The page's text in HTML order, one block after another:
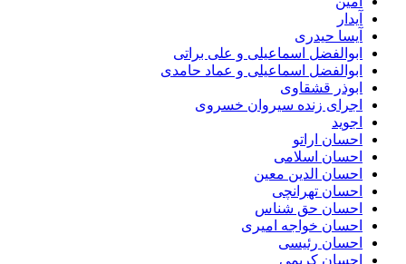
آیدار
آیسا حیدری
ابوالفضل اسماعیلی و علی براتی
ابوالفضل اسماعیلی و عماد حامدی
ابوذر قشقاوی
اجرای زنده سیروان خسروی
اجوید
احسان اراتو
احسان اسلامی
احسان الدین معین
احسان تهرانچی
احسان حق شناس
احسان خواجه امیری
احسان رئیسی
احسان کریمی